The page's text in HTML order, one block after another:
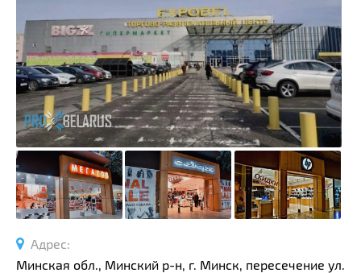
Адрес:
Минская обл., Минский р-н, г. Минск, пересечение ул.